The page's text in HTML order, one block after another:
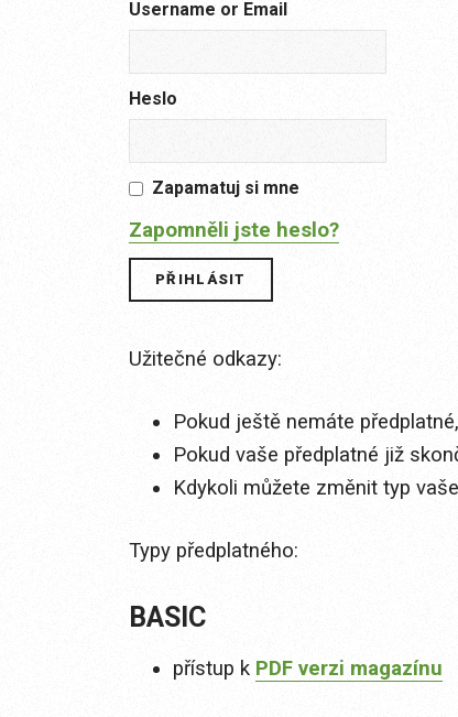
Username or Email
Heslo
Zapamatuj si mne
Zapomněli jste heslo?
Užitečné odkazy:
Pokud ještě nemáte
Pokud vaše předplatné již
Kdykoli můžete změnit typ
Typy předplatného:
BASIC
přístup k PDF verzi magazínu